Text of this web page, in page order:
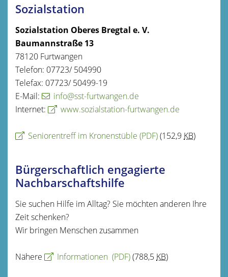
Sozialstation
Sozialstation Oberes Bregtal e. V.
Baumannstraße 13
78120 Furtwangen
Telefon: 07723/ 504990
Telefax: 07723/ 50499-19
E-Mail:
info@sst-furtwangen.de
Internet:
www.sozialstation-furtwangen.de
Seniorentreff im Kronenstüble (PDF)(152,9 KB)
Bürgerschaftlich engagierte
Nachbarschaftshilfe
Sie suchen Hilfe im Alltag? Sie möchten anderen Ihre
Zeit schenken?
Wir bringen Menschen zusammen
Nähere Informationen (PDF)(788,5 KB)